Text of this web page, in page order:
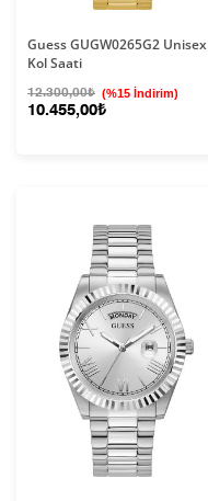
Guess GUGW0265G2 Unisex
Kol Saati
12.300,00₺ (%15 İndirim)
10.455,00₺